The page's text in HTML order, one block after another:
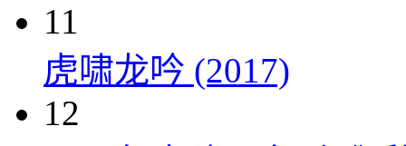
11
虎啸龙吟 (2017)
12